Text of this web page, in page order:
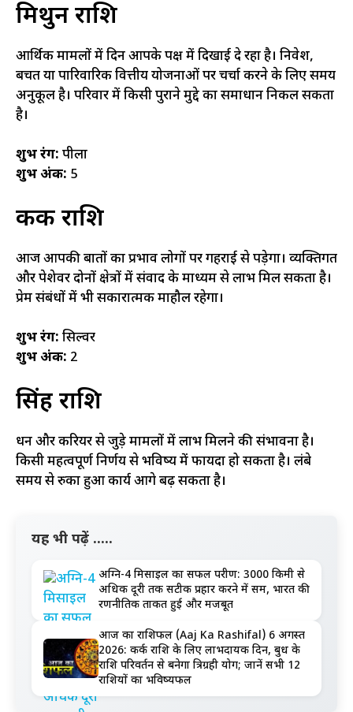
मिथुन राशि
आर्थिक मामलों में दिन आपके पक्ष में दिखाई दे रहा है। निवेश,
बचत या पारिवारिक वित्तीय योजनाओं पर चर्चा करने के लिए समय
अनुकूल है। परिवार में किसी पुराने मुद्दे का समाधान निकल सकता
है।
शुभ रंग: पीला
शुभ अंक: 5
कर्क राशि
आज आपकी बातों का प्रभाव लोगों पर गहराई से पड़ेगा। व्यक्तिगत
और पेशेवर दोनों क्षेत्रों में संवाद के माध्यम से लाभ मिल सकता है।
प्रेम संबंधों में भी सकारात्मक माहौल रहेगा।
शुभ रंग: सिल्वर
शुभ अंक: 2
सिंह राशि
धन और करियर से जुड़े मामलों में लाभ मिलने की संभावना है।
किसी महत्वपूर्ण निर्णय से भविष्य में फायदा हो सकता है। लंबे
समय से रुका हुआ कार्य आगे बढ़ सकता है।
यह भी पढ़ें .....
अग्नि-4 मिसाइल का सफल परीक्षण: 3000 किमी से
अधिक दूरी तक सटीक प्रहार करने में सक्षम, भारत की
रणनीतिक ताकत हुई और मजबूत
आज का राशिफल (Aaj Ka Rashifal) 6 अगस्त
2026: कर्क राशि के लिए लाभदायक दिन, बुध के
राशि परिवर्तन से बनेगा त्रिग्रही योग; जानें सभी 12
राशियों का भविष्यफल